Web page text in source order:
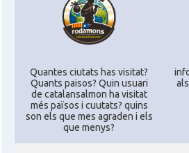
Quantes ciutats has visitat?
Quants paisos? Quin usuari
de catalansalmon ha visitat
més països i cuutats? quins
son els que mes agraden i els
que menys?